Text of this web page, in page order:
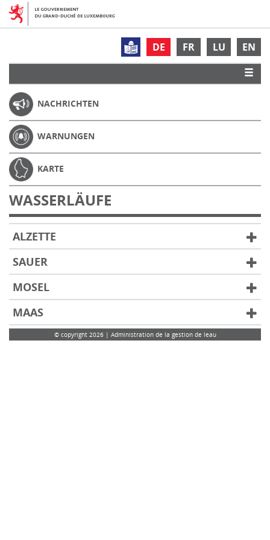
DE FR LU EN
NACHRICHTEN
WARNUNGEN
KARTE
WASSERLÄUFE
ALZETTE
SAUER
MOSEL
MAAS
© copyright 2026 | Administration de la gestion de leau